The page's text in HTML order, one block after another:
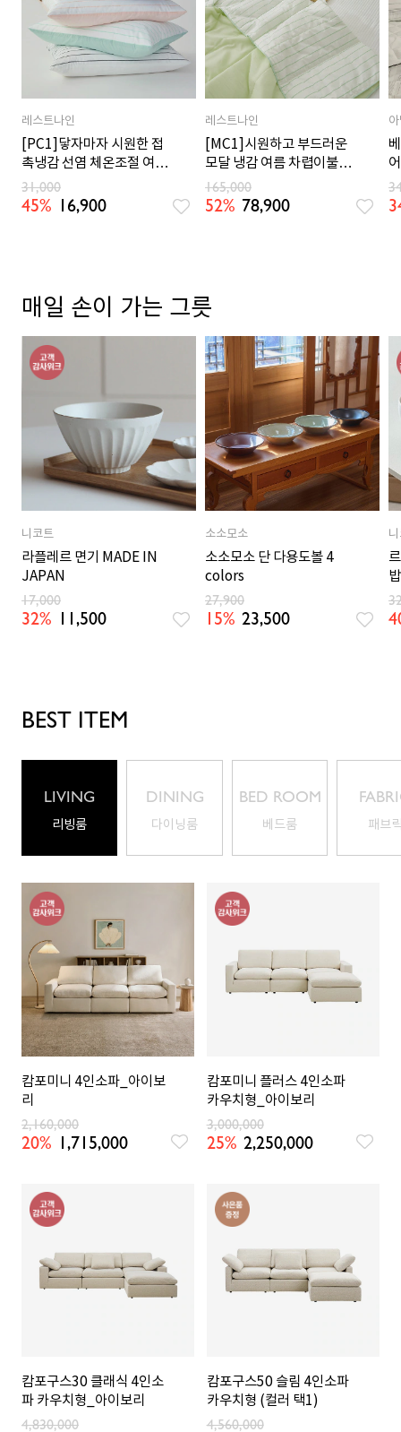
레스트나인
[PC1]닿자마자 시원한 접
촉냉감 선염 체온조절 여름
베개커버 4컬러
31,000
45% 16,900
레스트나인
[MC1]시원하고 부드러운
모달 냉감 여름 차렵이불
SS/Q 6컬러
165,000
52% 78,900
매일 손이 가는 그릇
니코트
라플레르 면기 MADE IN
JAPAN
17,000
32% 11,500
소소모소
소소모소 단 다용도볼 4
colors
27,900
15% 23,500
BEST ITEM
LIVING
리빙룸
DINING
다이닝룸
BED ROOM
베드룸 패브
캄포미니 4인소파_아이보
리
2,160,000
20% 1,715,000
캄포미니 플러스 4인소파
카우치형_아이보리
3,000,000
25% 2,250,000
캄포구스30 클래식 4인소
파 카우치형_아이보리
4,830,000
캄포구스50 슬림 4인소파
카우치형 (컬러 택1)
4,560,000